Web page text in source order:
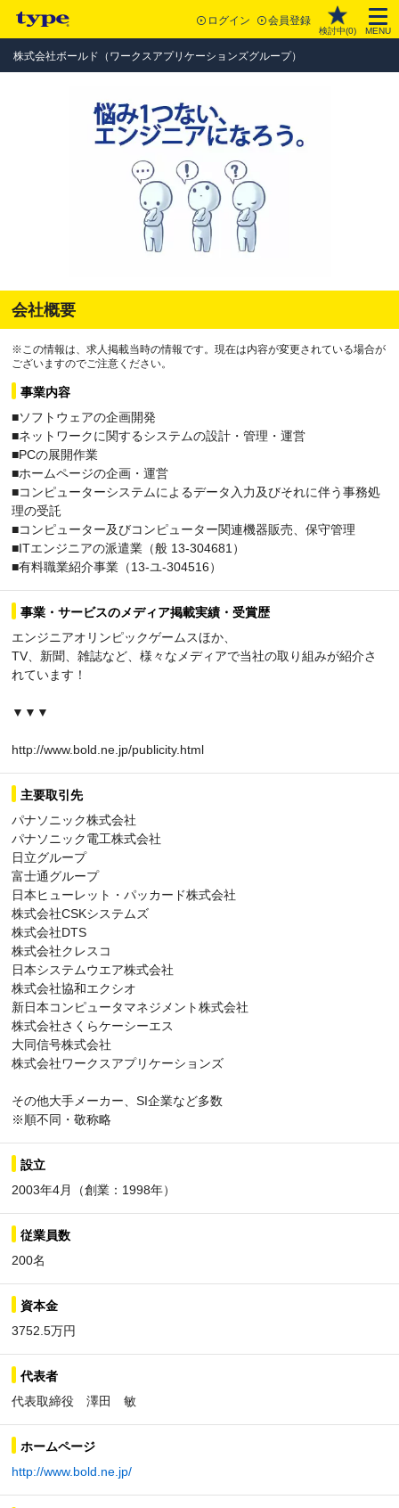
ログイン 会員登録
検討中(0) MENU
株式会社ボールド（ワークスアプリケーションズグループ）
会社概要
※この情報は、求人掲載当時の情報です。現在は内容が変更されている場合が
ございますのでご注意ください。
事業内容
■ソフトウェアの企画開発
■ネットワークに関するシステムの設計・管理・運営
■PCの展開作業
■ホームページの企画・運営
■コンピューターシステムによるデータ入力及びそれに伴う事務処
理の受託
■コンピューター及びコンピューター関連機器販売、保守管理
■ITエンジニアの派遣業（般 13-304681）
■有料職業紹介事業（13-ユ-304516）
事業・サービスのメディア掲載実績・受賞歴
エンジニアオリンピックゲームスほか、
TV、新聞、雑誌など、様々なメディアで当社の取り組みが紹介さ
れています！
▼▼▼
http://www.bold.ne.jp/publicity.html
主要取引先
パナソニック株式会社
パナソニック電工株式会社
日立グループ
富士通グループ
日本ヒューレット・パッカード株式会社
株式会社CSKシステムズ
株式会社DTS
株式会社クレスコ
日本システムウエア株式会社
株式会社協和エクシオ
新日本コンピュータマネジメント株式会社
株式会社さくらケーシーエス
大同信号株式会社
株式会社ワークスアプリケーションズ
その他大手メーカー、SI企業など多数
※順不同・敬称略
設立
2003年4月（創業：1998年）
従業員数
200名
資本金
3752.5万円
代表者
代表取締役 澤田 敏
ホームページ
http://www.bold.ne.jp/